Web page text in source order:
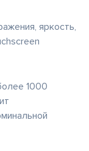
яркость,
1000